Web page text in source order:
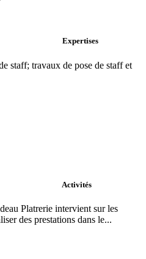
Expertises
staff; travaux de pose de staff et
Activités
Platrerie intervient sur les
des prestations dans le...